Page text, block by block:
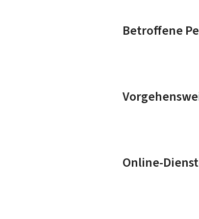
Betroffene
Online-